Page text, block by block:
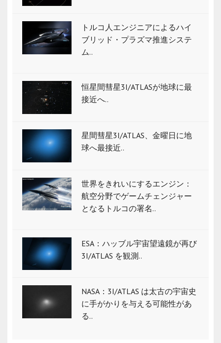
トルコ人エンジニアによるハイ
ブリッド・プラズマ推進システ
ム..
恒星間彗星3I/ATLASが地球に最
接近へ..
星間彗星3I/ATLAS、金曜日に地
球へ最接近..
世界をきれいにするエンジン：
航空分野でゲームチェンジャー
となるトルコの署名..
ESA：ハッブル宇宙望遠鏡が再び
3I/ATLAS を観測..
NASA：3I/ATLAS は太古の宇宙史
に手がかりを与える可能性があ
る..